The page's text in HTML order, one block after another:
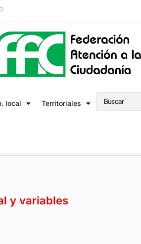
local Territoriales
y variables